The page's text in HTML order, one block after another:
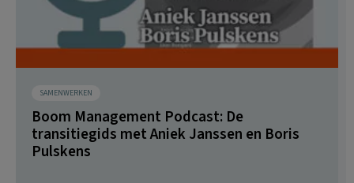
SAMENWERKEN
Boom Management Podcast: De
transitiegids met Aniek Janssen en Boris
Pulskens